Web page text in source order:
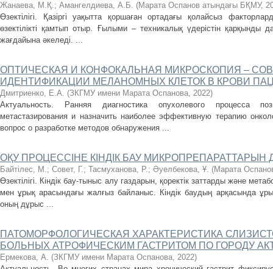
Жанаева, М.Қ.; Амангелдиева, А.Б. (Марата Оспанов атындағы БҚМУ,
Өзектілігі. Қазіргі уақытта қоршаған ортадағы қолайсыз
өзектілікті қамтып отыр. Ғылыми – техникалық үдерістін қарқынды
жағдайына әкеледі. ...
ОПТИЧЕСКАЯ И КОНФОКАЛЬНАЯ МИКРОСКОПИЯ –
ИДЕНТИФИКАЦИИ МЕЛАНОМНЫХ КЛЕТОК В КРОВИ
Дмитриенко, Е.А. (ЗКГМУ имени Марата Оспанова, 2022)
Актуальность. Ранняя диагностика опухолевого процесса
метастазирования и назначить наиболее эффективную терапию
вопрос о разработке методов обнаружения ...
ОҚУ ПРОЦЕССІНЕ КІНДІК БАУ МИКРОПРЕПАРАТТАРЫН
Байтілеc, М.; Совет, Г.; Тасмуханова, Р.; Әуелбекова, Ұ. (Марата
Өзектілігі. Кіндік бау-тыныс алу газдарын, қоректік заттарды және
мен ұрық арасындағы жалғыз байланыс. Кіндік баудың арқасында
оның дұрыс ...
ПАТОМОРФОЛОГИЧЕСКАЯ ХАРАКТЕРИСТИКА
БОЛЬНЫХ АТРОФИЧЕСКИМ ГАСТРИТОМ ПО ГОРОДУ
Ермекова, А. (ЗКГМУ имени Марата Оспанова, 2022)